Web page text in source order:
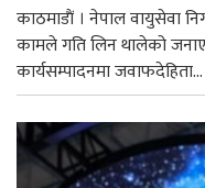
काठमाडाैं । नेपाल वायुसेवा
कामले गति लिन थालेको
कार्यसम्पादनमा जवाफदेहिता...